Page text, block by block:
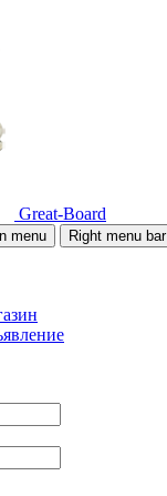
Great-Board
menu Right menu bar